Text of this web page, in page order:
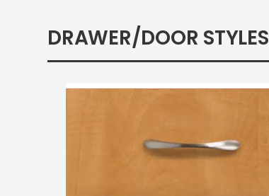
DRAWER/DOOR STYLES